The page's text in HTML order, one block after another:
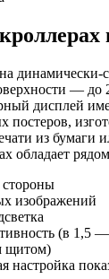
динамически-
— до
дисплей
постеров,
из бумаги
обладает
стороны
изображений
(в 1,5
щитом)
настройка